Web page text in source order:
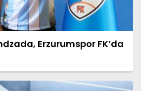
Erzurumspor FK’da